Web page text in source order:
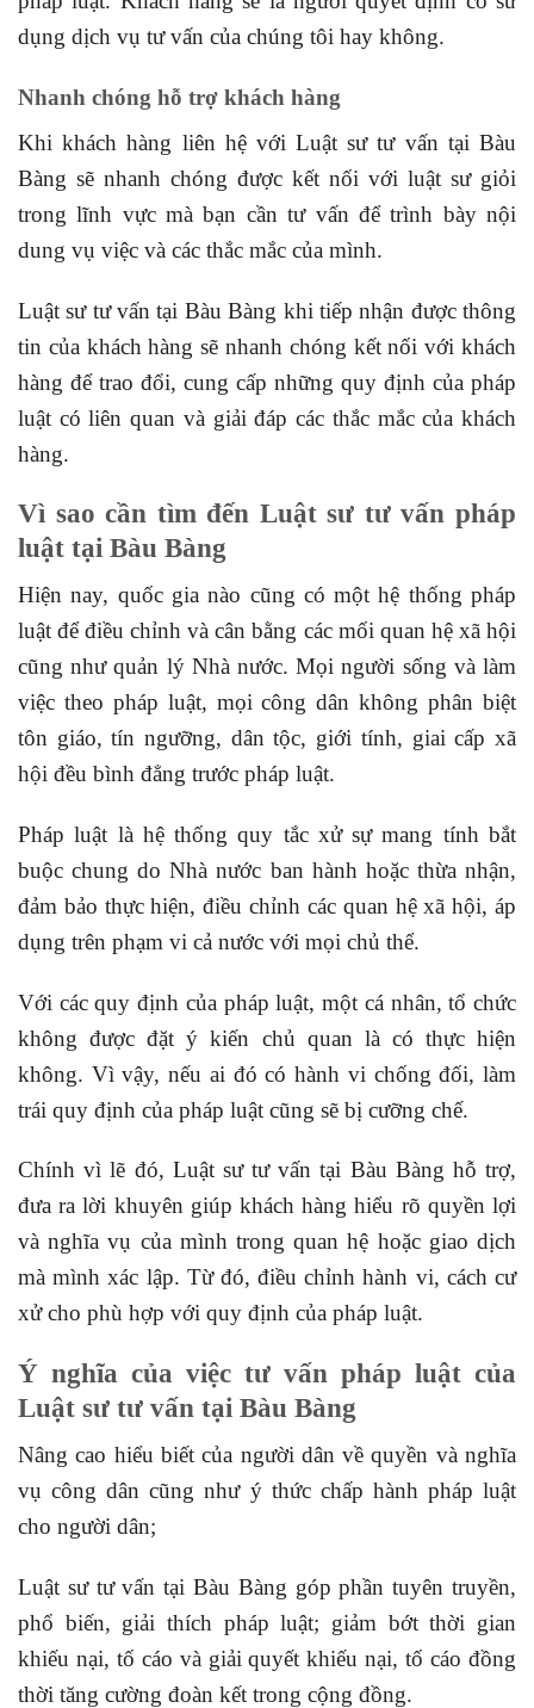
dụng dịch vụ tư vấn của chúng tôi hay không.
Nhanh chóng hỗ trợ khách hàng
Khi khách hàng liên hệ với Luật sư tư vấn tại Bàu
Bàng sẽ nhanh chóng được kết nối với luật sư giỏi
trong lĩnh vực mà bạn cần tư vấn để trình bày nội
dung vụ việc và các thắc mắc của mình.
Luật sư tư vấn tại Bàu Bàng khi tiếp nhận được thông
tin của khách hàng sẽ nhanh chóng kết nối với khách
hàng để trao đổi, cung cấp những quy định của pháp
luật có liên quan và giải đáp các thắc mắc của khách
hàng.
Vì sao cần tìm đến Luật sư tư vấn pháp
luật tại Bàu Bàng
Hiện nay, quốc gia nào cũng có một hệ thống pháp
luật để điều chỉnh và cân bằng các mối quan hệ xã hội
cũng như quản lý Nhà nước. Mọi người sống và làm
việc theo pháp luật, mọi công dân không phân biệt
tôn giáo, tín ngưỡng, dân tộc, giới tính, giai cấp xã
hội đều bình đẳng trước pháp luật.
Pháp luật là hệ thống quy tắc xử sự mang tính bắt
buộc chung do Nhà nước ban hành hoặc thừa nhận,
đảm bảo thực hiện, điều chỉnh các quan hệ xã hội, áp
dụng trên phạm vi cả nước với mọi chủ thể.
Với các quy định của pháp luật, một cá nhân, tổ chức
không được đặt ý kiến chủ quan là có thực hiện
không. Vì vậy, nếu ai đó có hành vi chống đối, làm
trái quy định của pháp luật cũng sẽ bị cưỡng chế.
Chính vì lẽ đó, Luật sư tư vấn tại Bàu Bàng hỗ trợ,
đưa ra lời khuyên giúp khách hàng hiểu rõ quyền lợi
và nghĩa vụ của mình trong quan hệ hoặc giao dịch
mà mình xác lập. Từ đó, điều chỉnh hành vi, cách cư
xử cho phù hợp với quy định của pháp luật.
Ý nghĩa của việc tư vấn pháp luật của
Luật sư tư vấn tại Bàu Bàng
Nâng cao hiểu biết của người dân về quyền và nghĩa
vụ công dân cũng như ý thức chấp hành pháp luật
cho người dân;
Luật sư tư vấn tại Bàu Bàng góp phần tuyên truyền,
phổ biến, giải thích pháp luật; giảm bớt thời gian
khiếu nại, tố cáo và giải quyết khiếu nại, tố cáo đồng
thời tăng cường đoàn kết trong cộng đồng.